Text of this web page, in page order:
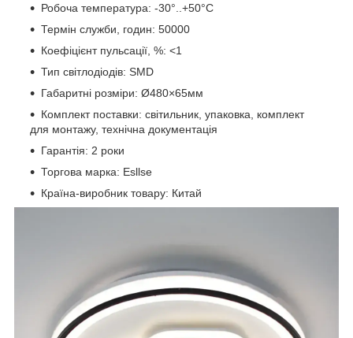
Робоча температура: -30°..+50°C
Термін служби, годин: 50000
Коефіцієнт пульсації, %: <1
Тип світлодіодів: SMD
Габаритні розміри: Ø480×65мм
Комплект поставки: світильник, упаковка, комплект
для монтажу, технічна документація
Гарантія: 2 роки
Торгова марка: Esllse
Країна-виробник товару: Китай